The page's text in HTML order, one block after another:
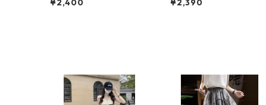
ピース m-738
¥2,400 ¥2,390